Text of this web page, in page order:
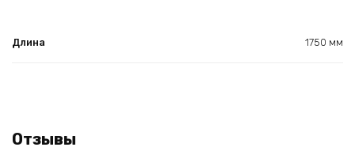
Длина 1750 мм
Отзывы